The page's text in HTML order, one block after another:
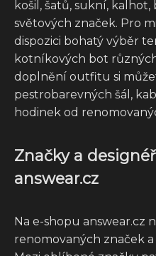
košil, šatů, sukní,
světových značek. Pro
dispozici bohatý výběr
kotníkových bot
doplnění outfitu si
pestrobarevných šál,
hodinek od
Značky a
answear.cz
Na e-shopu answear.cz
renomovaných značek